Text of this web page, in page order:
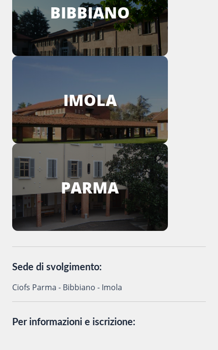
BIBBIANO
IMOLA
PARMA
Sede di svolgimento:
Ciofs Parma - Bibbiano - Imola
Per informazioni e iscrizione: